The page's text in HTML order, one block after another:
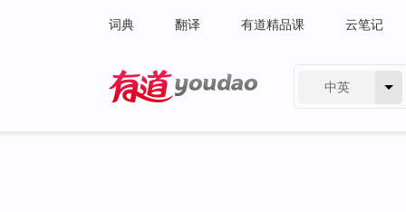
词典 翻译 有道精品课 云笔记
中英